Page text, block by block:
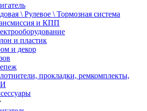
\ Рулевое \ Тормозная система
и КПП
и пластик
и декор
прокладки, ремкомплекты,